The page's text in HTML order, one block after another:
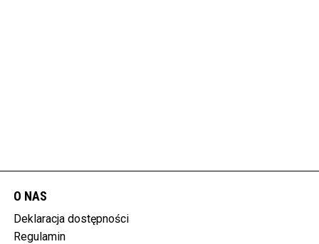
O NAS
Deklaracja dostępności
Regulamin